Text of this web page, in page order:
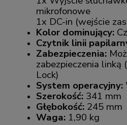
mikrofonowe
1x DC-in (wejście
Kolor dominujący:
Czytnik linii
Zabezpieczenia:
zabezpieczenia linką
Lock)
System operacyjny:
Szerokość: 341 mm
Głębokość: 245 mm
Waga: 1,90 kg